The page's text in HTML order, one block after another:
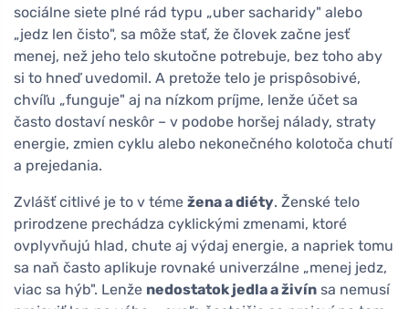
sociálne siete plné rád typu „uber sacharidy" alebo
„jedz len čisto", sa môže stať, že človek začne jesť
menej, než jeho telo skutočne potrebuje, bez toho aby
si to hneď uvedomil. A pretože telo je prispôsobivé,
chvíľu „funguje" aj na nízkom príjme, lenže účet sa
často dostaví neskôr – v podobe horšej nálady, straty
energie, zmien cyklu alebo nekonečného kolotoča chutí
a prejedania.
Zvlášť citlivé je to v téme žena a diéty. Ženské telo
prirodzene prechádza cyklickými zmenami, ktoré
ovplyvňujú hlad, chute aj výdaj energie, a napriek tomu
sa naň často aplikuje rovnaké univerzálne „menej jedz,
viac sa hýb". Lenže nedostatok jedla a živín sa nemusí